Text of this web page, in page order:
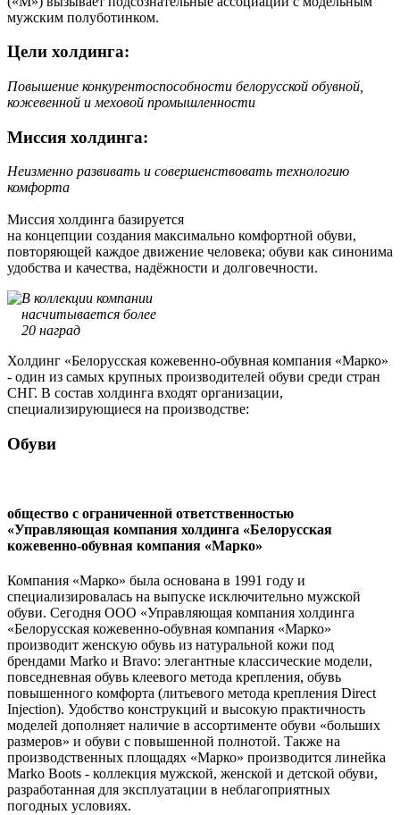
мужским полуботинком.
Цели холдинга:
Повышение конкурентоспособности белорусской обувной,
кожевенной и меховой промышленности
Миссия холдинга:
Неизменно развивать и совершенствовать технологию
комфорта
Миссия холдинга базируется
на концепции создания максимально комфортной обуви,
повторяющей каждое движение человека; обуви как синонима
удобства и качества, надёжности и долговечности.
В коллекции компании
насчитывается более
20 наград
Холдинг «Белорусская кожевенно-обувная компания «Марко»
- один из самых крупных производителей обуви среди стран
СНГ. В состав холдинга входят организации,
специализирующиеся на производстве:
Обуви
общество с ограниченной ответственностью
«Управляющая компания холдинга «Белорусская
кожевенно-обувная компания «Марко»
Компания «Марко» была основана в 1991 году и
специализировалась на выпуске исключительно мужской
обуви. Сегодня ООО «Управляющая компания холдинга
«Белорусская кожевенно-обувная компания «Марко»
производит женскую обувь из натуральной кожи под
брендами Marko и Bravo: элегантные классические модели,
повседневная обувь клеевого метода крепления, обувь
повышенного комфорта (литьевого метода крепления Direct
Injection). Удобство конструкций и высокую практичность
моделей дополняет наличие в ассортименте обуви «больших
размеров» и обуви с повышенной полнотой. Также на
производственных площадях «Марко» производится линейка
Marko Boots - коллекция мужской, женской и детской обуви,
разработанная для эксплуатации в неблагоприятных
погодных условиях.